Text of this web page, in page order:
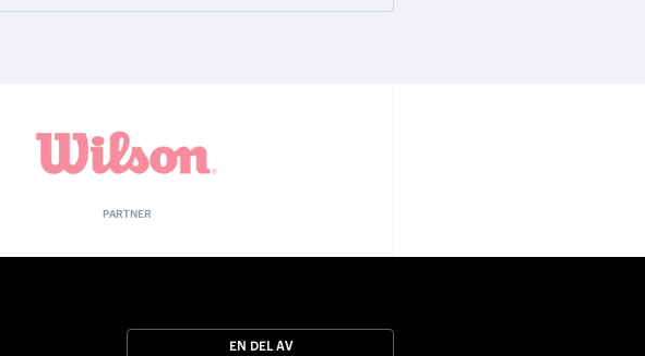
PARTNER
EN DEL AV